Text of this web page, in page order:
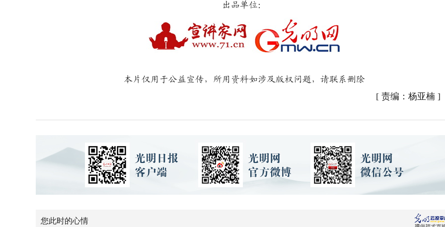
出品单位：
本片仅用于公益宣传，所用资料如涉及版权问题，请联系删除
[ 责编：杨亚楠 ]
您此时的心情